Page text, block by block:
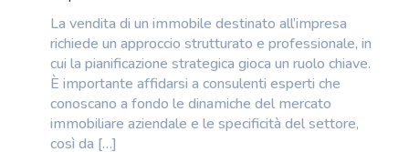
La vendita di un immobile destinato all’impresa
richiede un approccio strutturato e professionale, in
cui la pianificazione strategica gioca un ruolo chiave.
È importante affidarsi a consulenti esperti che
conoscano a fondo le dinamiche del mercato
immobiliare aziendale e le specificità del settore,
così da […]